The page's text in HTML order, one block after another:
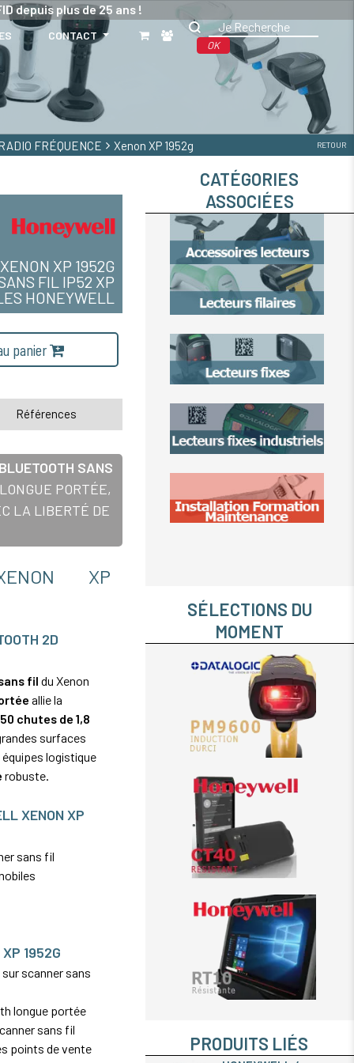
depuis plus de 25 ans !
CONTACT
OK
FRÉQUENCE Xenon XP 1952g RETOUR
XP 1952G
FIL IP52 XP
HONEYWELL
panier
Références
BLUETOOTH SANS
PORTÉE,
LA LIBERTÉ DE
XP
2D
fil du Xenon
allie la
50 chutes de 1,8
surfaces
logistique
robuste.
XENON XP
sans fil
1952G
scanner sans
longue portée
sans fil
points de vente
CATÉGORIES
ASSOCIÉES
SÉLECTIONS DU
MOMENT
PRODUITS LIÉS